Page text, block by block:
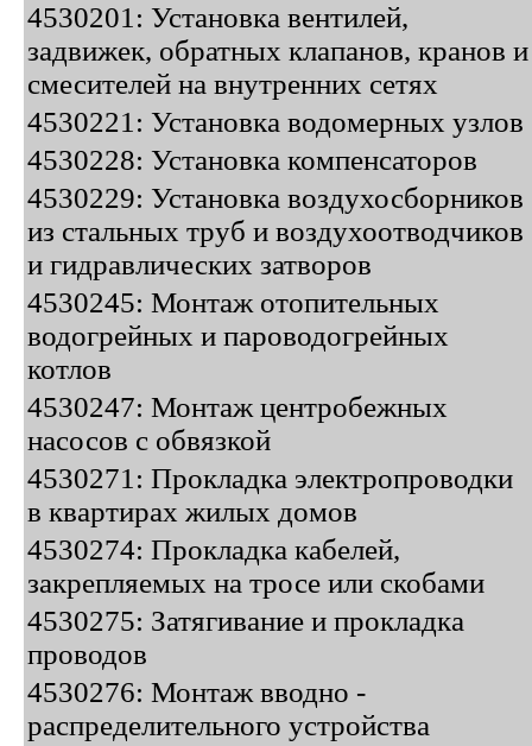
4530201: Установка вентилей,
задвижек, обратных клапанов, кранов и
смесителей на внутренних сетях
4530221: Установка водомерных узлов
4530228: Установка компенсаторов
4530229: Установка воздухосборников
из стальных труб и воздухоотводчиков
и гидравлических затворов
4530245: Монтаж отопительных
водогрейных и пароводогрейных
котлов
4530247: Монтаж центробежных
насосов с обвязкой
4530271: Прокладка электропроводки
в квартирах жилых домов
4530274: Прокладка кабелей,
закрепляемых на тросе или скобами
4530275: Затягивание и прокладка
проводов
4530276: Монтаж вводно -
распределительного устройства